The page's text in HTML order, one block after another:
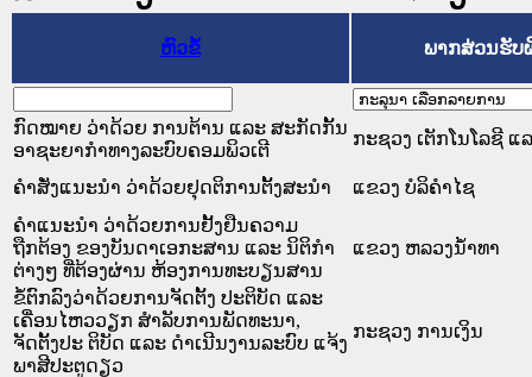
ຫົວຂໍ້ ພາກສ່ວນຮັບ
ກົດໝາຍ ວ່າດ້ວຍ ການຕ້ານ ແລະ ສະກັດກັ້ນ
ອາຊະຍາກຳທາງລະບົບຄອມພິວເຕີ
ກະຊວງ ເຕັກໂນໂລຊີ
ຄຳສັ່ງແນະນຳ ວ່າດ້ວຍຢຸດຕິການຕັ້ງສະນຳ
ແຂວງ ບໍລິຄໍາໄຊ
ຄຳແນະນຳ ວ່າດ້ວຍການຢັ້ງຢືນຄວາມ
ຖືກຕ້ອງ ຂອງບັນດາເອກະສານ ແລະ ນິຕິກຳ
ຕ່າງໆ ທີ່ຕ້ອງຜ່ານ ຫ້ອງການທະບຽນສານ
ແຂວງ ຫລວງນໍ້າທາ
ຂໍ້ຕົກລົງວ່າດ້ວຍການຈັດຕັ້ງ ປະຕິບັດ ແລະ
ເຄື່ອນໄຫວວຽກ ສຳລັບການພັດທະນາ,
ຈັດຕັ້ງປະ ຕິບັດ ແລະ ດຳເນີນງານລະບົບ ແຈ້ງ
ພາສີປະຕູດຽວ
ກະຊວງ ການເງິນ